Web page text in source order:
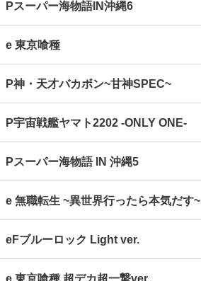
Pスーパー海物語IN沖縄6
e 東京喰種
P神・天才バカボン~甘神SPEC~
P宇宙戦艦ヤマト2202 ‐ONLY ONE‐
Pスーパー海物語 IN 沖縄5
e 無職転生 ~異世界行ったら本気だす~
eFブルーロック Light ver.
e 東京喰種 超デカ超一撃ver.